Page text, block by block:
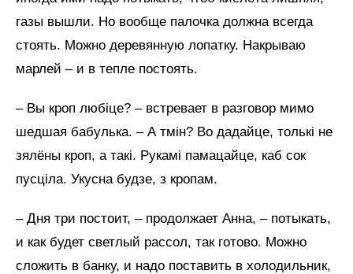
газы вышли. Но вообще палочка должна всегда
стоять. Можно деревянную лопатку. Накрываю
марлей – и в тепле постоять.
– Вы кроп любіце? – встревает в разговор мимо
шедшая бабулька. – А тмін? Во дадайце, толькі не
зялёны кроп, а такі. Рукамі памацайце, каб сок
пусціла. Укусна будзе, з кропам.
– Дня три постоит, – продолжает Анна, – потыкать,
и как будет светлый рассол, так готово. Можно
сложить в банку, и надо поставить в холодильник,